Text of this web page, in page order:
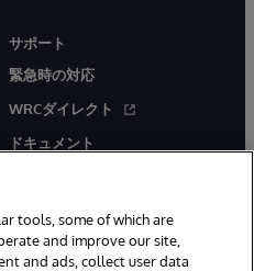
サポート
緊急時の対応
WRCダイレクト
ドキュメント
tools, some of which are
and improve our site,
and ads, collect user data